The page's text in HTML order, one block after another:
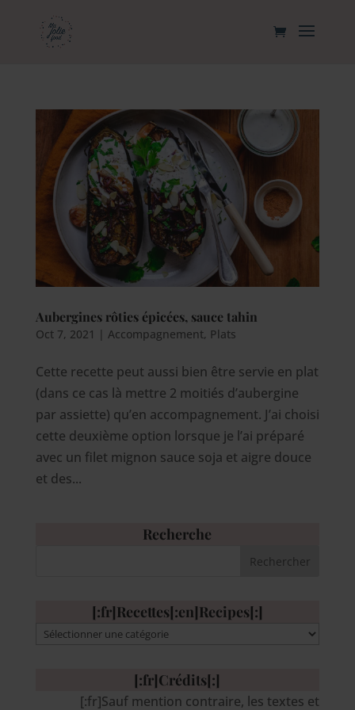
Aubergines rôties épicées, sauce tahin
Oct 7, 2021 | Accompagnement, Plats
Cette recette peut aussi bien être servie en plat
(dans ce cas là mettre 2 moitiés d’aubergine
par assiette) qu’en accompagnement. J’ai choisi
cette deuxième option lorsque je l’ai préparé
avec un filet mignon sauce soja et aigre douce
et des...
Recherche
[:fr]Recettes[:en]Recipes[:]
[:fr]Recettes[:en]Recipes[:]
[:fr]Crédits[:]
[:fr]Sauf mention contraire, les textes et